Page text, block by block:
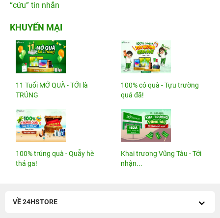
“cứu” tin nhắn
KHUYẾN MẠI
11 Tuổi MỞ QUÀ - TỚI là
TRÚNG
100% có quà - Tựu trường
quá đã!
100% trúng quà - Quẫy hè
thả ga!
Khai trương Vũng Tàu - Tới
nhận...
VỀ 24HSTORE